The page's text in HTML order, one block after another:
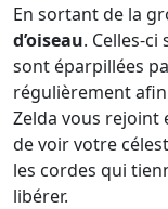
En sortant de la
d’oiseau. Celles-
sont éparpillées
régulièrement afin
Zelda vous rejoint
de voir votre
les cordes qui
libérer.